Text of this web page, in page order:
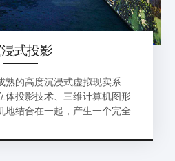
式投影
熟的高度沉浸式虚拟现实系
体投影技术、三维计算机图形
地结合在一起，产生一个完全